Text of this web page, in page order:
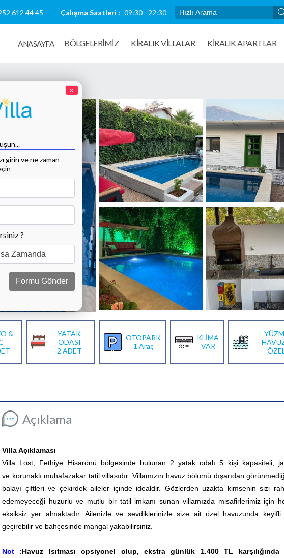
612 44 45 Çalışma Saatleri : 09:30 - 22:30
ANASAYFA BÖLGELERİMİZ KIRALIK VILLALAR KİRALIK APARTLAR
&
YATAK
ODASI
2 ADET
OTOPARK
1 Araç
KLİMA
VAR
Açıklama
Villa Açıklaması
Villa Lost, Fethiye Hisarönü bölgesinde bulunan 2 yatak odalı 5 kişi kapasiteli,
ve korunaklı muhafazakar tatil villasıdır. Villamızın havuz bölümü dışarıdan
balayı çiftleri ve çekirdek aileler içinde idealdir. Gözlerden uzakta kimsenin sizi
edemeyeceği huzurlu ve mutlu bir tatil imkanı sunan villamızda misafirlerimiz için
eksiksiz yer almaktadır. Ailenizle ve sevdiklerinizle size ait özel havuzunda keyifli
geçirebilir ve bahçesinde mangal yakabilirsiniz.
Not :Havuz Isıtması opsiyonel olup, ekstra günlük 1.400 TL karşılığında
×
girin ve ne zaman
?
Formu Gönder